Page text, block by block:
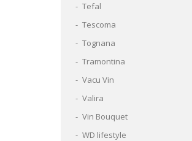
Tefal
Tescoma
Tognana
Tramontina
Vacu Vin
Valira
Vin Bouquet
WD lifestyle